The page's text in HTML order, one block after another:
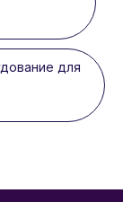
для